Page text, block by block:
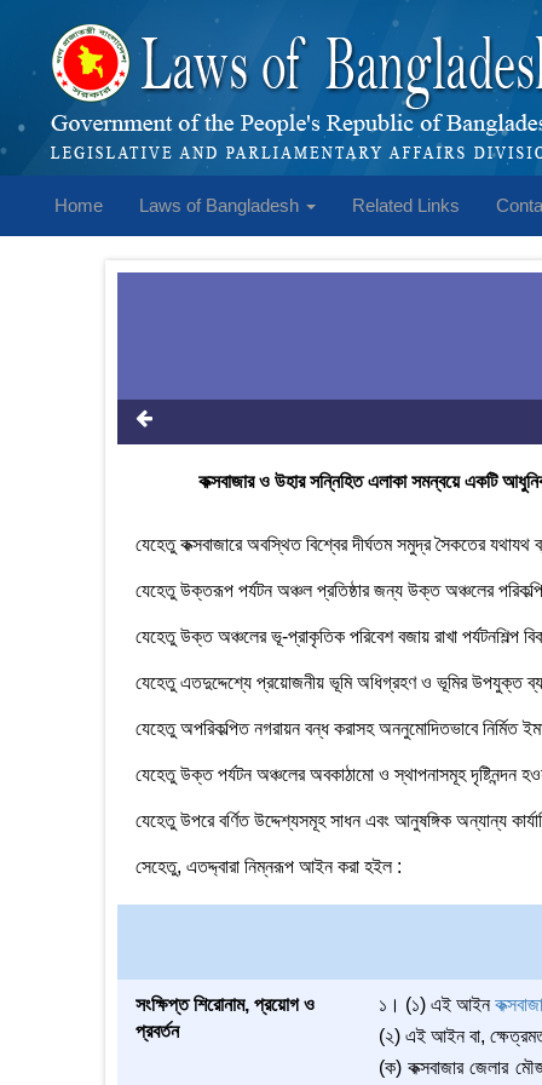
Home Laws of Bangladesh Related Links
কক্সবাজার ও উহার সন্নিহিত এলাকা সমন্বয়ে একটি
যেহেতু কক্সবাজারে অবস্থিত বিশ্বের দীর্ঘতম সমুদ্র সৈকতের যথাযথ
যেহেতু উক্তরূপ পর্যটন অঞ্চল প্রতিষ্ঠার জন্য উক্ত অঞ্চলের
যেহেতু উক্ত অঞ্চলের ভূ-প্রাকৃতিক পরিবেশ বজায় রাখা পর্যটনশিল্প
যেহেতু এতদুদ্দেশ্যে প্রয়োজনীয় ভূমি অধিগ্রহণ ও ভূমির উপযুক্ত
যেহেতু অপরিকল্পিত নগরায়ন বন্ধ করাসহ অননুমোদিতভাবে নির্মিত
যেহেতু উক্ত পর্যটন অঞ্চলের অবকাঠামো ও স্থাপনাসমূহ দৃষ্টিনন্দন
যেহেতু উপরে বর্ণিত উদ্দেশ্যসমূহ সাধন এবং আনুষঙ্গিক অন্যান্য
সেহেতু, এতদ্দ্বারা নিম্নরূপ আইন করা হইল :
সংক্ষিপ্ত শিরোনাম, প্রয়োগ ও
প্রবর্তন
১। (১) এই আইন
(২) এই আইন বা,
(ক) কক্সবাজার জেলার